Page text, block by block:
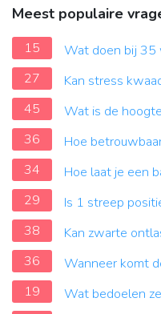
Meest populaire
15
Wat doen bij 35
27
Kan stress
45
Wat is de
36
Hoe
34
Hoe laat je een
29
Is 1 streep
38
Kan zwarte
36
Wanneer komt
19
Wat bedoelen